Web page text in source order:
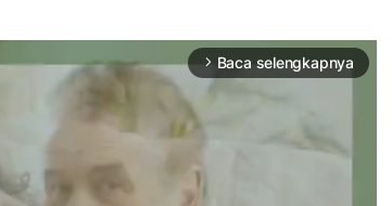
arrow_forward_ios Baca selengkapnya